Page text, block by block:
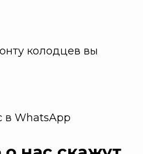
колодцев вы
в WhatsApp